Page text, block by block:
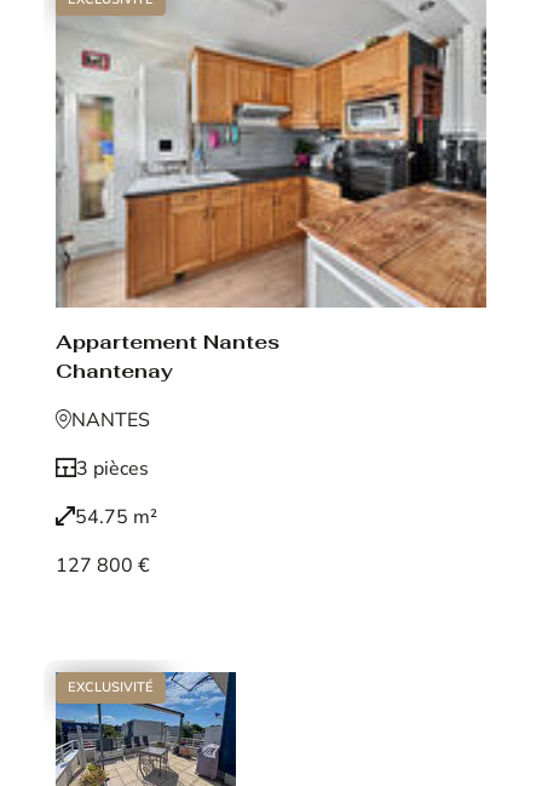
Appartement Nantes
Chantenay
NANTES
3 pièces
54.75 m²
127 800 €
EXCLUSIVITÉ